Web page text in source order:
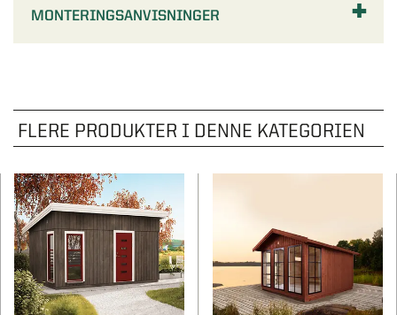
MONTERINGSANVISNINGER
FLERE PRODUKTER I DENNE KATEGORIEN